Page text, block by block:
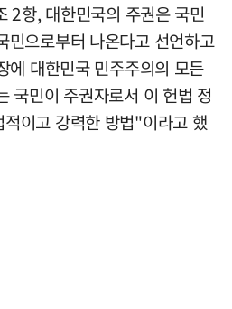
2항, 대한민국의 주권은 국민
민으로부터 나온다고 선언하고
대한민국 민주주의의 모든
국민이 주권자로서 이 헌법 정
이고 강력한 방법"이라고 했